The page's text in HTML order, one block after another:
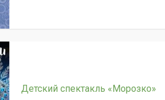
Детский спектакль «Морозко»